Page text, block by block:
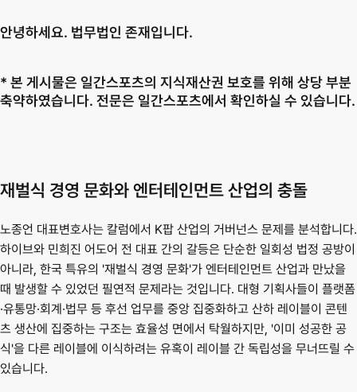
안녕하세요. 법무법인 존재입니다.
* 본 게시물은 일간스포츠의 지식재산권 보호를 위해 상당 부분
축약하였습니다. 전문은 일간스포츠에서 확인하실 수 있습니다.
재벌식 경영 문화와 엔터테인먼트 산업의 충돌
노종언 대표변호사는 칼럼에서 K팝 산업의 거버넌스 문제를 분석합니다.
하이브와 민희진 어도어 전 대표 간의 갈등은 단순한 일회성 법정 공방이
아니라, 한국 특유의 '재벌식 경영 문화'가 엔터테인먼트 산업과 만났을
때 발생할 수 있었던 필연적 문제라는 것입니다. 대형 기획사들이 플랫폼
·유통망·회계·법무 등 후선 업무를 중앙 집중화하고 산하 레이블이 콘텐
츠 생산에 집중하는 구조는 효율성 면에서 탁월하지만, '이미 성공한 공
식'을 다른 레이블에 이식하려는 유혹이 레이블 간 독립성을 무너뜨릴 수
있습니다.